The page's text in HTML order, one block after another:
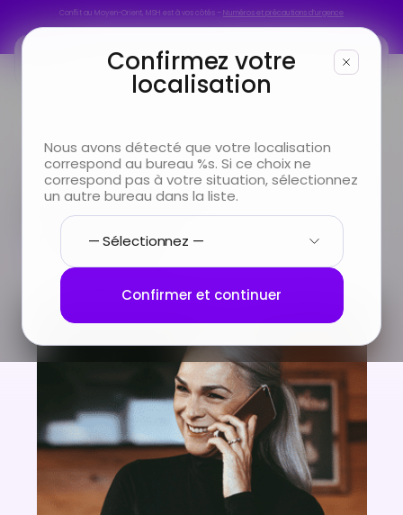
Confirmez votre
localisation
Nous avons détecté que votre localisation
correspond au bureau %s. Si ce choix ne
correspond pas à votre situation, sélectionnez
un autre bureau dans la liste.
Confirmer et continuer
Conflit au Moyen-Orient, MSH est à vos côtés –Numéros et précautions d’urgence
Vous cherchez
Infos & Services
Nous connaître
Cas client Particuliers
Jade, Directrice Générale
Jade,Directrice
Générale